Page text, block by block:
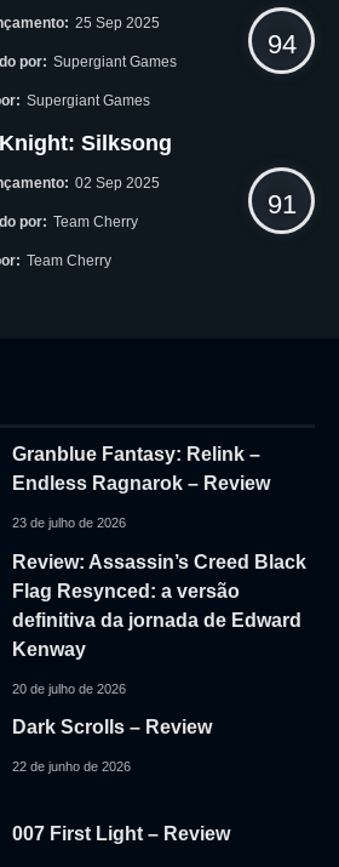
25 Sep 2025
por: Supergiant Games
Supergiant Games
94
Silksong
02 Sep 2025
por: Team Cherry
Team Cherry
91
Granblue Fantasy: Relink –
Endless Ragnarok – Review
23 de julho de 2026
Review: Assassin’s Creed Black
Flag Resynced: a versão
definitiva da jornada de Edward
Kenway
20 de julho de 2026
Dark Scrolls – Review
22 de junho de 2026
007 First Light – Review